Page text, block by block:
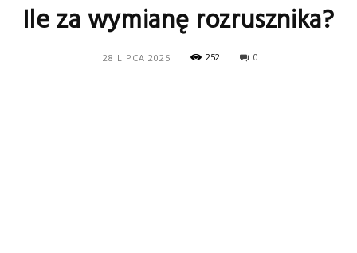
Obroty.pl
Ile za wymianę rozrusznika?
28 LIPCA 2025 252 0